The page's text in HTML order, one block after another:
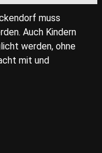
muss
Auch Kindern
werden, ohne
mit und